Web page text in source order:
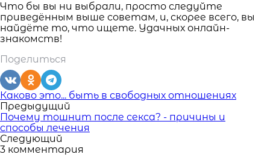
Что бы вы ни выбрали, просто следуйте
приведённым выше советам, и, скорее всего, вы
найдёте то, что ищете. Удачных онлайн-
знакомств!
Поделиться
Читать
похожие
статьи
Каково это... быть в свободных отношениях
Предыдущий
Почему тошнит после секса? - причины и
способы лечения
Следующий
3 комментария